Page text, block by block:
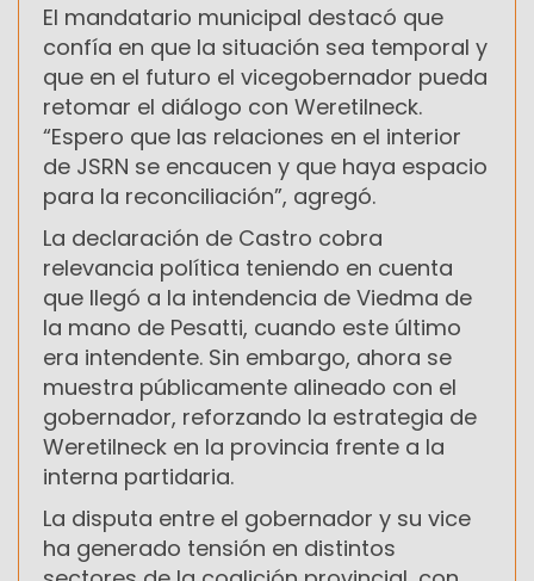
El mandatario municipal destacó que
confía en que la situación sea temporal y
que en el futuro el vicegobernador pueda
retomar el diálogo con Weretilneck.
“Espero que las relaciones en el interior
de JSRN se encaucen y que haya espacio
para la reconciliación”, agregó.
La declaración de Castro cobra
relevancia política teniendo en cuenta
que llegó a la intendencia de Viedma de
la mano de Pesatti, cuando este último
era intendente. Sin embargo, ahora se
muestra públicamente alineado con el
gobernador, reforzando la estrategia de
Weretilneck en la provincia frente a la
interna partidaria.
La disputa entre el gobernador y su vice
ha generado tensión en distintos